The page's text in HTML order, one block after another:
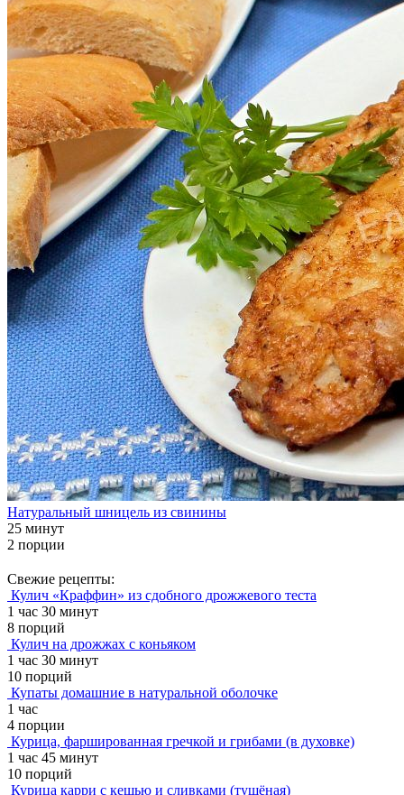
Натуральный шницель из свинины
25 минут
2 порции
Свежие рецепты:
Кулич «Краффин» из сдобного дрожжевого теста
1 час 30 минут
8 порций
Кулич на дрожжах с коньяком
1 час 30 минут
10 порций
Купаты домашние в натуральной оболочке
1 час
4 порции
Курица, фаршированная гречкой и грибами (в духовке)
1 час 45 минут
10 порций
Курица карри с кешью и сливками (тушёная)